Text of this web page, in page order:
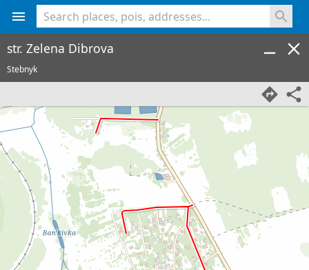
str. Zelena Dibrova
Stebnyk
<% console.log(hcard) %>